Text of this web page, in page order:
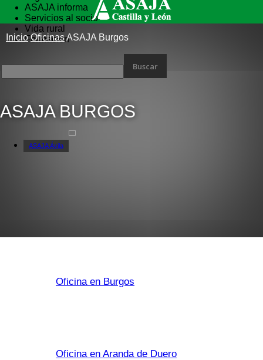
ASAJA informa
Servicios al socio
Vida rural
Formación
Inicio OficinasASAJA Burgos
ASAJA BURGOS
ASAJA Ávila
Oficina en Burgos
Oficina en Aranda de Duero